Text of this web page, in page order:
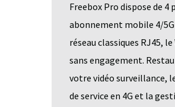
Freebox Pro dispose de
abonnement mobile 4/
réseau classiques RJ45,
sans engagement.
votre vidéo surveillance,
de service en 4G et la